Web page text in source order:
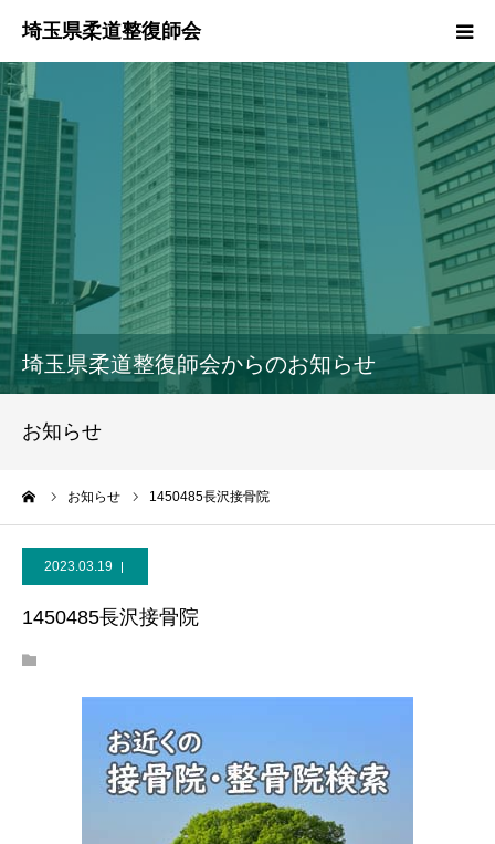
埼玉県柔道整復師会からのお知らせ
お知らせ
お知らせ 1450485長沢接骨院
2023.03.19
1450485長沢接骨院
本会のご紹介
情報公開
柔道整復師とは
接骨院・整骨院検索